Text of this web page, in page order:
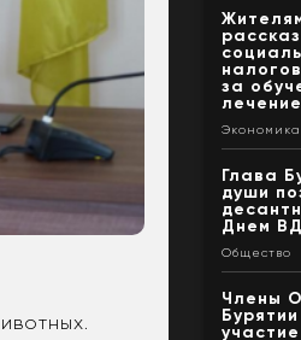
за
лечение
Экономика
Глава
души
Днем
Общество
Члены